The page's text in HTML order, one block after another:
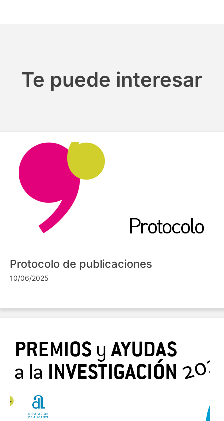
Te puede interesar
Protocolo de publicaciones
10/06/2025